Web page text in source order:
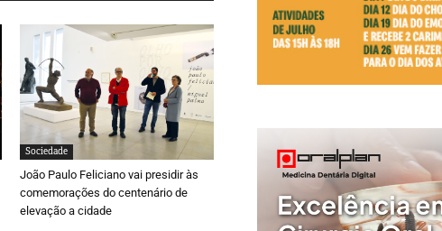
Sociedade
João Paulo Feliciano vai presidir às
comemorações do centenário de
elevação a cidade